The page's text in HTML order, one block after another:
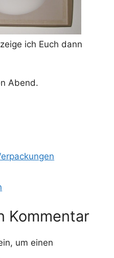
ich Euch dann
Abend.
Kommentar
um einen